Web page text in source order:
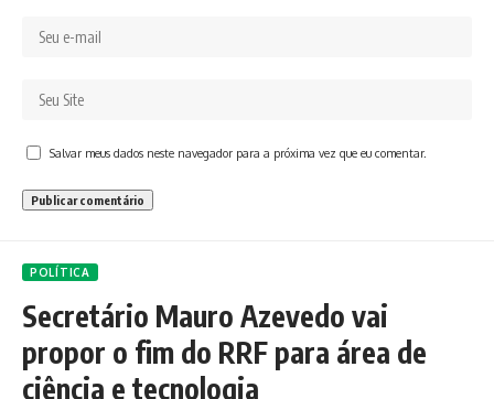
Salvar meus dados neste navegador para a próxima vez que eu comentar.
POLÍTICA
Secretário Mauro Azevedo vai
propor o fim do RRF para área de
ciência e tecnologia